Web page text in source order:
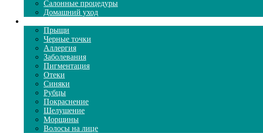
Салонные процедуры
Домашний уход
Прыщи
Черные точки
Аллергия
Заболевания
Пигментация
Отеки
Синяки
Рубцы
Покраснение
Шелушение
Морщины
Волосы на лице